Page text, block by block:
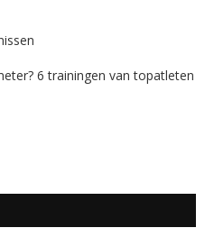
6 trainingen van topatleten